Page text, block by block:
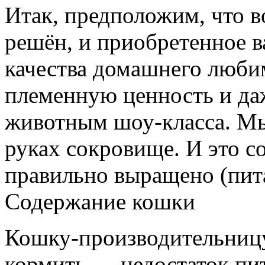
Итак, предположим, что
решён, и приобретенное
качества домашнего
племенную ценность и
животным шоу-класса.
руках сокровище. И это
правильно выращено
Содержание кошки
Кошку-